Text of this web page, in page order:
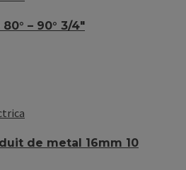
– 90° 3/4″
de metal 16mm 10